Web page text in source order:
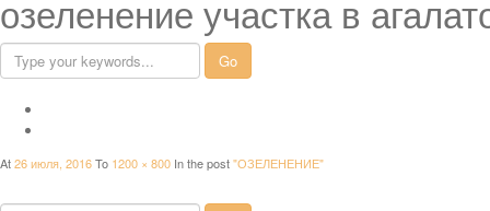
озеленение участка в
At26 июля, 2016To 1200 × 800 In the post"ОЗЕЛЕНЕНИЕ"